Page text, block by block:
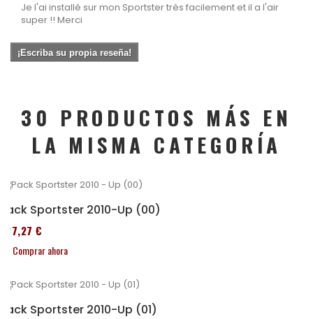
Je l'ai installé sur mon Sportster très facilement et il a l'air
super !! Merci
¡Escriba su propia reseña!
30 PRODUCTOS MÁS EN
LA MISMA CATEGORÍA
Pack Sportster 2010-Up (00)
227,27 €
Comprar ahora
Pack Sportster 2010-Up (01)